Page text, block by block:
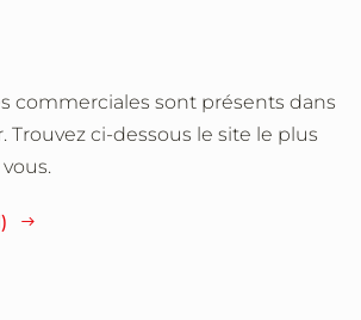
commerciales sont présents dans
Trouvez ci-dessous le site le plus